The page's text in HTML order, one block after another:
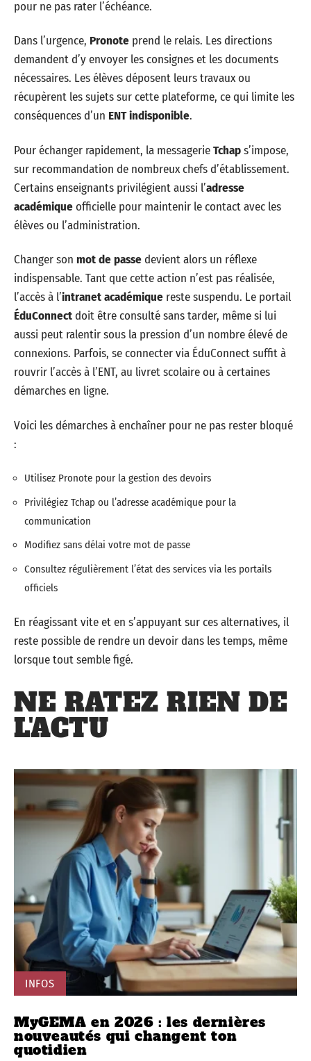
pour ne pas rater l’échéance.
Dans l’urgence, Pronote prend le relais. Les directions
demandent d’y envoyer les consignes et les documents
nécessaires. Les élèves déposent leurs travaux ou
récupèrent les sujets sur cette plateforme, ce qui limite les
conséquences d’un ENT indisponible.
Pour échanger rapidement, la messagerieTchaps’impose,
sur recommandation de nombreux chefs d’établissement.
Certains enseignants privilégient aussi l’adresse
académiqueofficielle pour maintenir le contact avec les
élèves ou l’administration.
Changer son mot de passedevient alors un réflexe
indispensable. Tant que cette action n’est pas réalisée,
l’accès à l’intranet académique reste suspendu. Le portail
ÉduConnectdoit être consulté sans tarder, même si lui
aussi peut ralentir sous la pression d’un nombre élevé de
connexions. Parfois, se connecter via ÉduConnect suffit à
rouvrir l’accès à l’ENT, au livret scolaire ou à certaines
démarches en ligne.
Voici les démarches à enchaîner pour ne pas rester bloqué
:
Utilisez Pronote pour la gestion des devoirs
Privilégiez Tchap ou l’adresse académique pour la
communication
Modifiez sans délai votre mot de passe
Consultez régulièrement l’état des services via les portails
officiels
En réagissant vite et en s’appuyant sur ces alternatives, il
reste possible de rendre un devoir dans les temps, même
lorsque tout semble figé.
NE RATEZ RIEN DE
L'ACTU
INFOS
MyGEMA en 2026 : les dernières
nouveautés qui changent ton
quotidien